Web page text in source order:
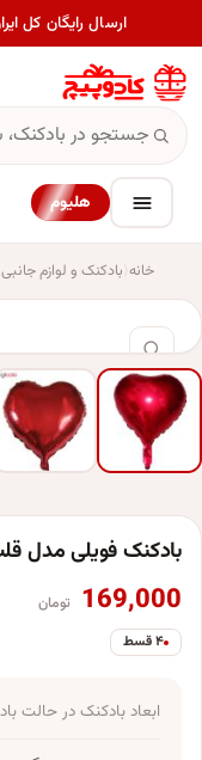
ارسال رایگان کل ایران
هلیوم
خانه بادکنک و لوازم جانبی
بادکنک فویلی مدل
169,000 تومان
۴ قسط
ابعاد بادکنک در حالت